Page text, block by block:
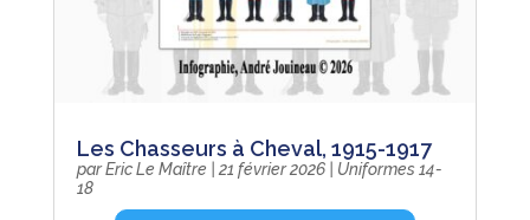
Les Chasseurs à Cheval, 1915-1917
parEric Le Maître 21 février 2026| Uniformes 14-
18